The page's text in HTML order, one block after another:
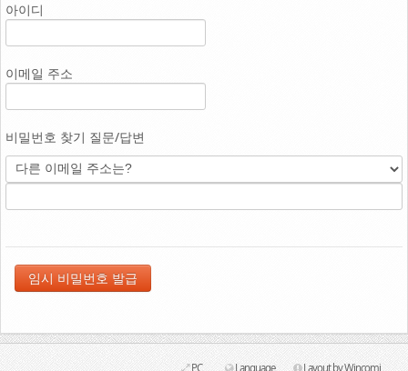
아이디
이메일 주소
비밀번호 찾기 질문/답변
PC Language Layout by Wincomi